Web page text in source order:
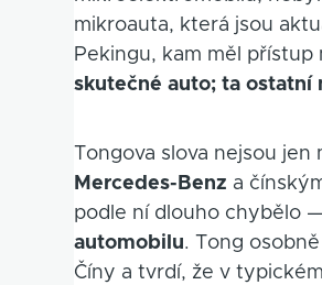
mikroauta, která jsou
Pekingu, kam měl přístup
skutečné auto; ta ostatní
Tongova slova nejsou
Mercedes-Benz a
podle ní dlouho chybělo
automobilu. Tong
Číny a tvrdí, že v